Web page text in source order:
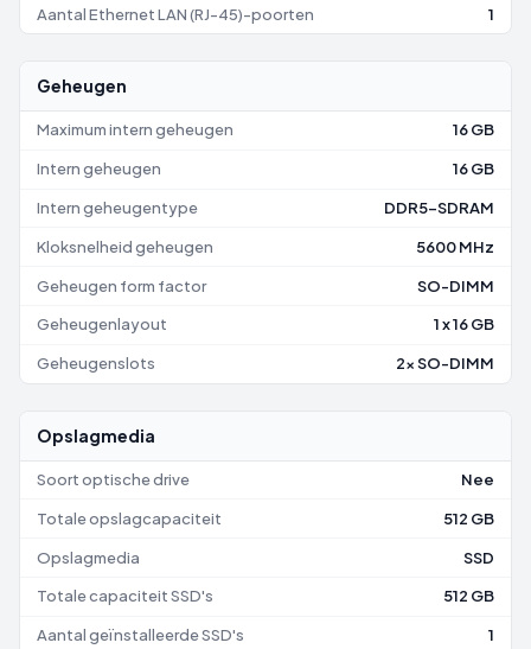
Aantal Ethernet LAN (RJ-45)-poorten 1
Geheugen
Maximum intern geheugen 16 GB
Intern geheugen 16 GB
Intern geheugentype DDR5-SDRAM
Kloksnelheid geheugen 5600 MHz
Geheugen form factor SO-DIMM
Geheugenlayout 1 x 16 GB
Geheugenslots 2x SO-DIMM
Opslagmedia
Soort optische drive Nee
Totale opslagcapaciteit 512 GB
Opslagmedia SSD
Totale capaciteit SSD's 512 GB
Aantal geïnstalleerde SSD's 1